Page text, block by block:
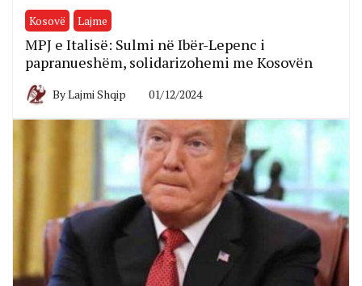
Kosovë Lajme
MPJ e Italisë: Sulmi në Ibër-Lepenc i
papranueshëm, solidarizohemi me Kosovën
ByLajmi Shqip 01/12/2024